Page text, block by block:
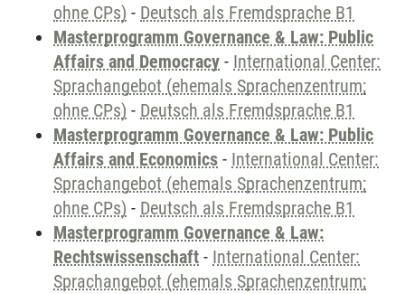
ohne CPs) - Deutsch als Fremdsprache B1
Masterprogramm Governance & Law: Public
Affairs and Democracy - International Center:
Sprachangebot (ehemals Sprachenzentrum;
ohne CPs) - Deutsch als Fremdsprache B1
Masterprogramm Governance & Law: Public
Affairs and Economics - International Center:
Sprachangebot (ehemals Sprachenzentrum;
ohne CPs) - Deutsch als Fremdsprache B1
Masterprogramm Governance & Law:
Rechtswissenschaft - International Center:
Sprachangebot (ehemals Sprachenzentrum;